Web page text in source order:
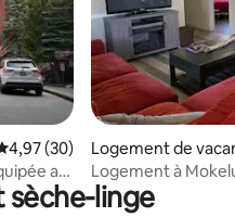
: 4,83 sur 5
moyenne sur la base
4,97 (30)
au
Logement de
mne Hill
Logement à
sèche-linge